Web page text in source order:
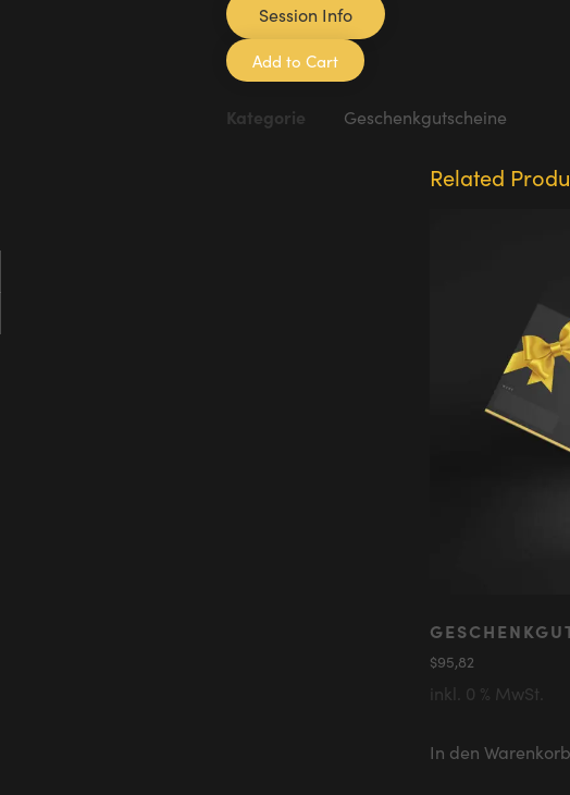
Session Info
Add to Cart
Kategorie Geschenkgutscheine
Related
$95,82
inkl. 0 % MwSt.
In den Warenkorb